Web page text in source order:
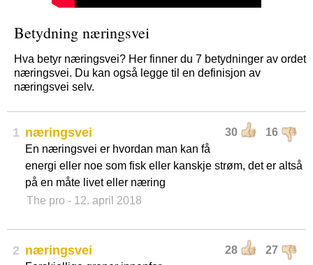
Betydning næringsvei
Hva betyr næringsvei? Her finner du 7 betydninger av ordet
næringsvei. Du kan også legge til en definisjon av
næringsvei selv.
1 30 16
næringsvei
En næringsvei er hvordan man kan få
energi eller noe som fisk eller kanskje strøm, det er altså
på en måte livet eller næring
The pro - 12. april 2018
2 28 27
næringsvei